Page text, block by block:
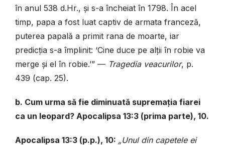
în anul 538 d.Hr., și s-a încheiat în 1798. În acel
timp, papa a fost luat captiv de armata franceză,
puterea papală a primit rana de moarte, iar
predicția s-a împlinit: ‘Cine duce pe alții în robie va
merge și el în robie.’” — Tragedia veacurilor, p.
439 (cap. 25).
b. Cum urma să fie diminuată supremația fiarei
ca un leopard? Apocalipsa 13:3 (prima parte), 10.
Apocalipsa 13:3 (p.p.), 10: „Unul din capetele ei